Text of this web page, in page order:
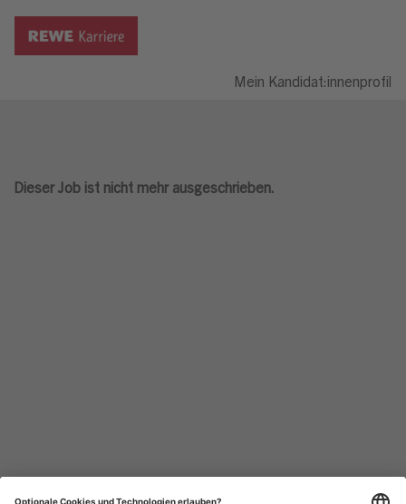
Mein Kandidat:innenprofil
Dieser Job ist nicht mehr ausgeschrieben.